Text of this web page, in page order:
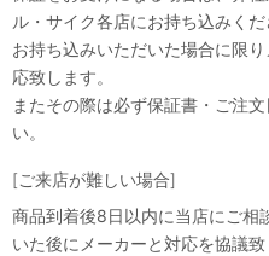
ル・サイク各店にお持ち込みくだ
お持ち込みいただいた場合に限
応致します。
またその際は必ず保証書・ご注
い。
[ご来店が難しい場合]
商品到着後8日以内に当店にご相
いた後にメーカーと対応を協議致